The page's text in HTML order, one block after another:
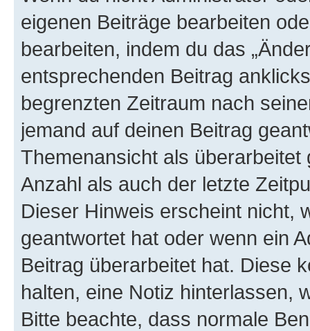
eigenen Beiträge bearbeiten
bearbeiten, indem du das
entsprechenden Beitrag
begrenzten Zeitraum nach
jemand auf deinen Beitrag
Themenansicht als
Anzahl als auch der letzte
Dieser Hinweis erscheint nicht,
geantwortet hat oder wenn ein
Beitrag überarbeitet hat. Diese
halten, eine Notiz hinterlassen,
Bitte beachte, dass normale